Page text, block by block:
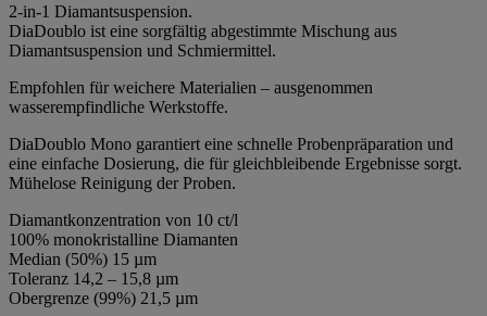
2-in-1 Diamantsuspension.
DiaDoublo ist eine sorgfältig abgestimmte Mischung aus
Diamantsuspension und Schmiermittel.
Empfohlen für weichere Materialien – ausgenommen
wasserempfindliche Werkstoffe.
DiaDoublo Mono garantiert eine schnelle Probenpräparation und
eine einfache Dosierung, die für gleichbleibende Ergebnisse sorgt.
Mühelose Reinigung der Proben.
Diamantkonzentration von 10 ct/l
100% monokristalline Diamanten
Median (50%) 15 µm
Toleranz 14,2 – 15,8 µm
Obergrenze (99%) 21,5 µm